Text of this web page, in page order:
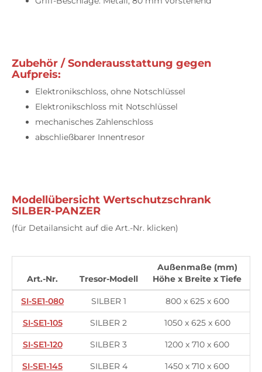
Zubehör / Sonderausstattung gegen
Aufpreis:
Elektronikschloss, ohne Notschlüssel
Elektronikschloss mit Notschlüssel
mechanisches Zahlenschloss
abschließbarer Innentresor
Modellübersicht Wertschutzschrank
SILBER-PANZER
(für Detailansicht auf die Art.-Nr. klicken)
Art.-Nr. Tresor-Modell
Außenmaße (mm)
Höhe x Breite x Tiefe
SI-SE1-080 SILBER 1 800 x 625 x 600
SI-SE1-105 SILBER 2 1050 x 625 x 600
SI-SE1-120 SILBER 3 1200 x 710 x 600
SI-SE1-145 SILBER 4 1450 x 710 x 600